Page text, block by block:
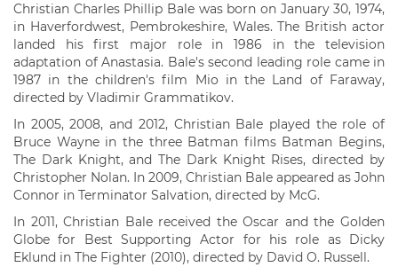
Christian Charles Phillip Bale was born on January 30, 1974,
in Haverfordwest, Pembrokeshire, Wales. The British actor
landed his first major role in 1986 in the television
adaptation of Anastasia. Bale's second leading role came in
1987 in the children's film Mio in the Land of Faraway,
directed by Vladimir Grammatikov.
In 2005, 2008, and 2012, Christian Bale played the role of
Bruce Wayne in the three Batman films Batman Begins,
The Dark Knight, and The Dark Knight Rises, directed by
Christopher Nolan. In 2009, Christian Bale appeared as John
Connor in Terminator Salvation, directed by McG.
In 2011, Christian Bale received the Oscar and the Golden
Globe for Best Supporting Actor for his role as Dicky
Eklund in The Fighter (2010), directed by David O. Russell.